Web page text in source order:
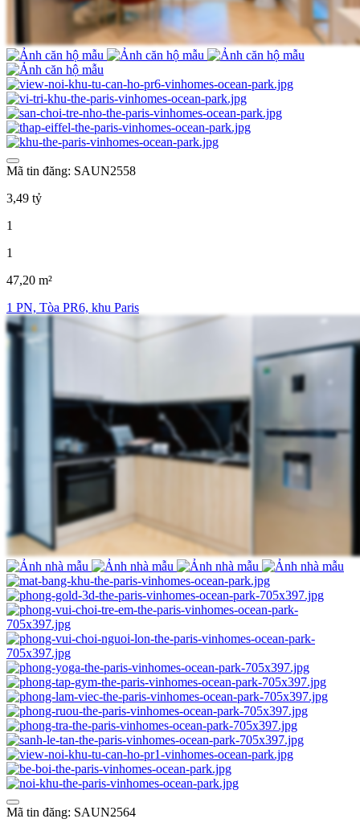
Mã tin đăng: SAUN2558
3,49 tỷ
1
1
47,20 m²
1 PN, Tòa PR6, khu Paris
Mã tin đăng: SAUN2564